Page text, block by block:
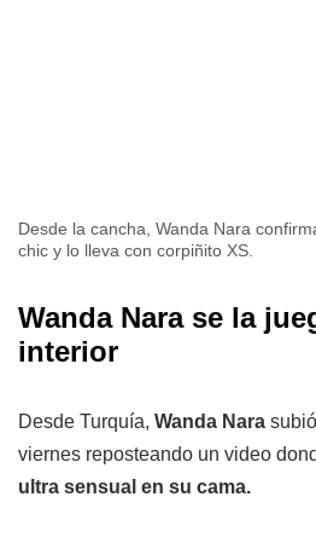
Desde la cancha, Wanda Nara
chic y lo lleva con corpiñito XS.
Wanda Nara se la
interior
Desde Turquía, Wanda Nara
viernes reposteando un video
ultra sensual en su cama.